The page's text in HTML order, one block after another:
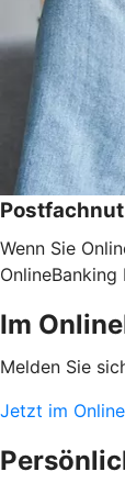
Wenn Sie
Im
Melden Sie
Jetzt im